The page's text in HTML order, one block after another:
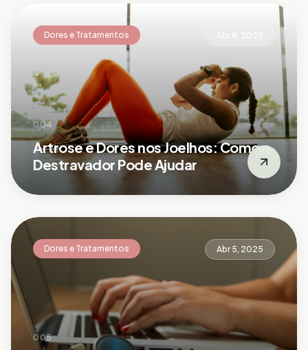
Dores e Tratamentos
004
Artrose e Dores nos Joelhos: Como o
Destravador Pode Ajudar
Dores e Tratamentos Abr 5, 2025
005